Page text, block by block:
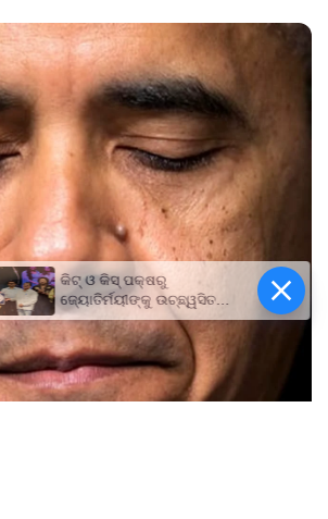
କିଟ୍‍ ଓ କିସ୍‍ ପକ୍ଷରୁ
ଜ୍ୟୋତିର୍ମୟୀଙ୍କୁ ଉଚ୍ଛ୍ୱସିତ
ସମ୍ବର୍ଦ୍ଧନା; ୫ଲକ୍ଷ ଟଙ୍କାର
ପ୍ରୋତ୍ସାହନ ରାଶି ପ୍ରଦାନ